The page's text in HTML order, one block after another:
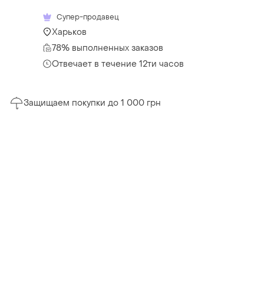
Супер-продавец
Харьков
78% выполненных заказов
Отвечает в течение 12ти часов
Защищаем покупки до 1 000 грн